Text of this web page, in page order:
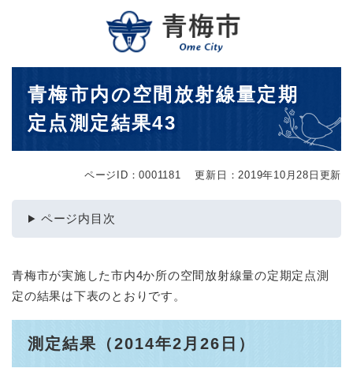
メニューを飛ばして本文へ
青梅市内の空間放射線量定期
定点測定結果43
ページID：0001181 更新日：2019年10月28日更新
ページ内目次
青梅市が実施した市内4か所の空間放射線量の定期定点測
定の結果は下表のとおりです。
測定結果（2014年2月26日）